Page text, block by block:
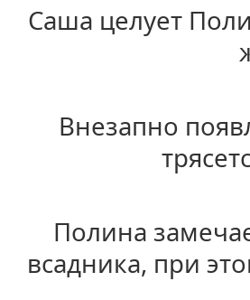
Саша целует
Внезапно
Полина
всадника, при